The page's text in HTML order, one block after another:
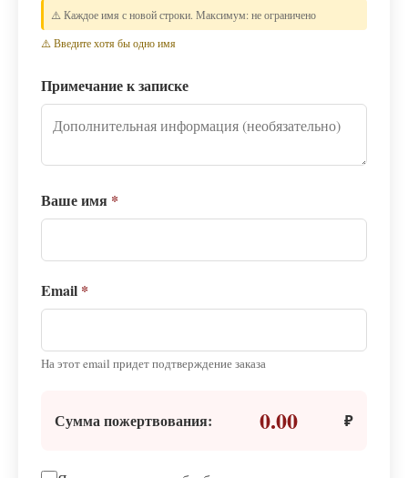
⚠️ Каждое имя с новой строки. Максимум: не ограничено
⚠️ Введите хотя бы одно имя
Примечание к записке
Ваше имя *
Email *
На этот email придет подтверждение заказа
Сумма пожертвования: 0.00 ₽